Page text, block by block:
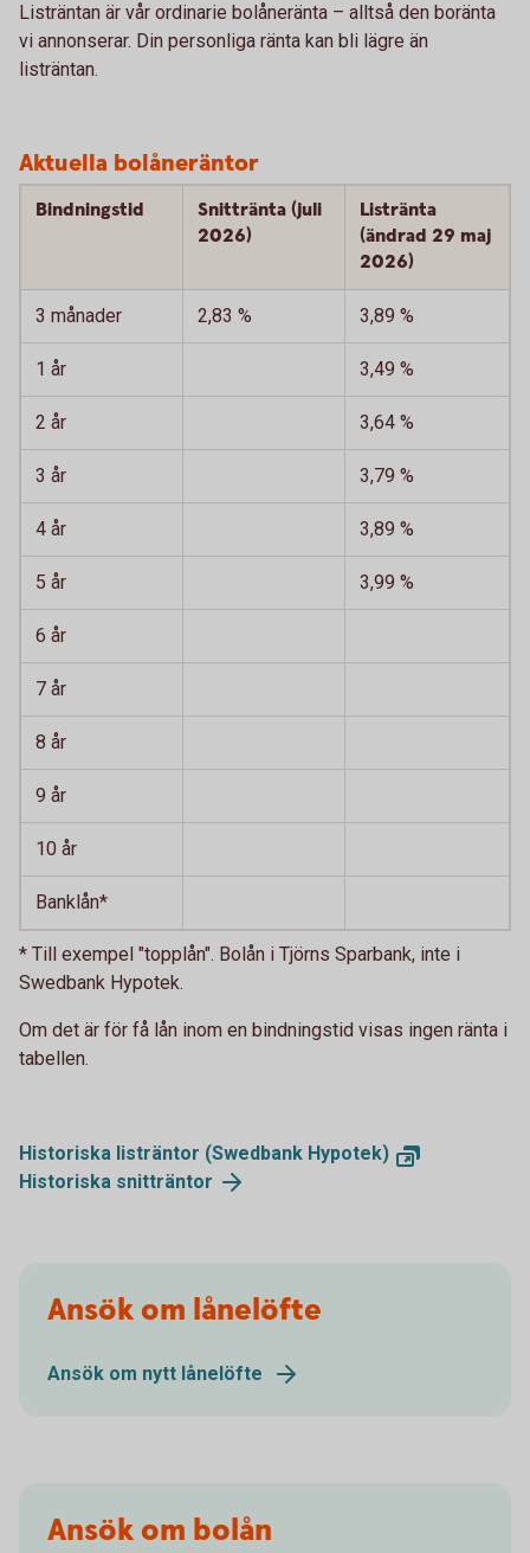
Listräntan är vår ordinarie bolåneränta – alltså den boränta
vi annonserar. Din personliga ränta kan bli lägre än
listräntan.
Aktuella bolåneräntor
Bindningstid
Snittränta (juli
2026)
Listränta
(ändrad 29 maj
2026)
3 månader 2,83 % 3,89 %
1 år 3,49 %
2 år 3,64 %
3 år 3,79 %
4 år 3,89 %
5 år 3,99 %
6 år
7 år
8 år
9 år
10 år
Banklån*
* Till exempel "topplån". Bolån i Tjörns Sparbank, inte i
Swedbank Hypotek.
Om det är för få lån inom en bindningstid visas ingen ränta i
tabellen.
Historiska listräntor (Swedbank Hypotek)
Historiska snitträntor
Ansök om lånelöfte
Ansök om nytt lånelöfte
Ansök om bolån